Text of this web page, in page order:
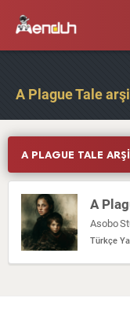
A Plague Tale
A PLAGUE TALE
Türkçe